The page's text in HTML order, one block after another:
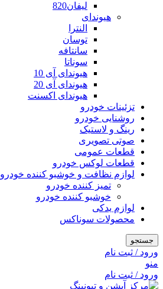
لیفان820
هیوندای
النترا
توسان
سانتافه
سوناتا
هیوندای آی 10
هیوندای آی 20
هیوندای اکسنت
تزئینات خودرو
روشنایی خودرو
رینگ و لاستیک
صوتی تصویری
قطعات عمومی
قطعات لوکس خودرو
لوازم نظافت و خوشبو کننده خودرو
تمیز کننده خودرو
خوشبو کننده خودرو
لوازم یدکی
محصولات سوناکس
جستجو
ورود / ثبت نام
منو
ورود / ثبت نام